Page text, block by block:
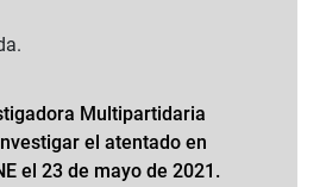
Multipartidaria
el atentado en
el 23 de mayo de 2021.